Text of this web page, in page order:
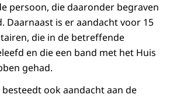
persoon, die daaronder begraven
Daarnaast is er aandacht voor 15
die in de betreffende
en die een band met het Huis
gehad.
ook aandacht aan de